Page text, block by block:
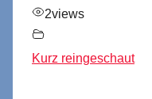
2views
Kurz reingeschaut